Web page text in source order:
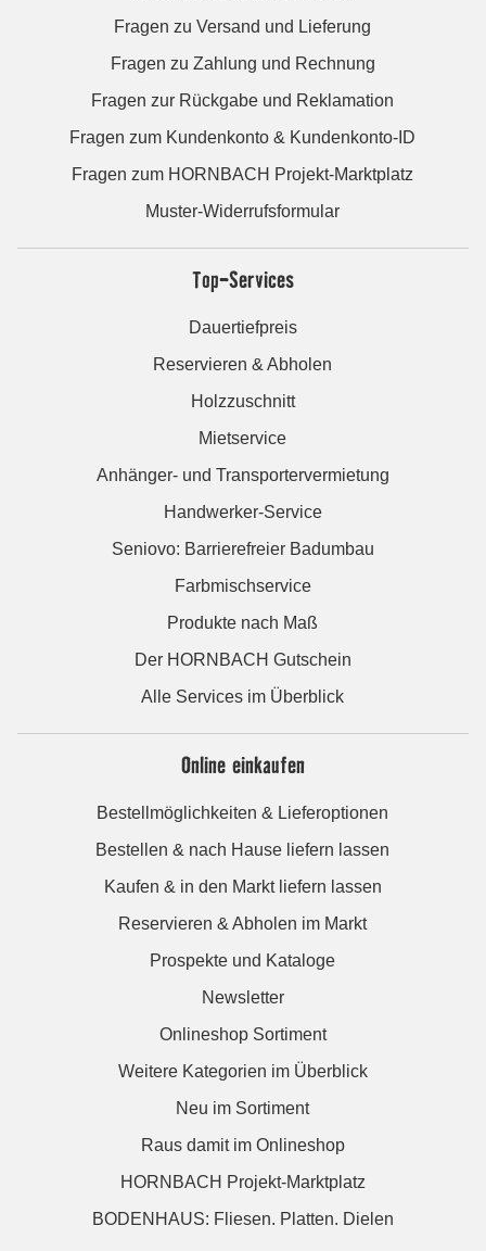
Fragen zu Versand und Lieferung
Fragen zu Zahlung und Rechnung
Fragen zur Rückgabe und Reklamation
Fragen zum Kundenkonto & Kundenkonto-ID
Fragen zum HORNBACH Projekt-Marktplatz
Muster-Widerrufsformular
Top-Services
Dauertiefpreis
Reservieren & Abholen
Holzzuschnitt
Mietservice
Anhänger- und Transportervermietung
Handwerker-Service
Seniovo: Barrierefreier Badumbau
Farbmischservice
Produkte nach Maß
Der HORNBACH Gutschein
Alle Services im Überblick
Online einkaufen
Bestellmöglichkeiten & Lieferoptionen
Bestellen & nach Hause liefern lassen
Kaufen & in den Markt liefern lassen
Reservieren & Abholen im Markt
Prospekte und Kataloge
Newsletter
Onlineshop Sortiment
Weitere Kategorien im Überblick
Neu im Sortiment
Raus damit im Onlineshop
HORNBACH Projekt-Marktplatz
BODENHAUS: Fliesen. Platten. Dielen